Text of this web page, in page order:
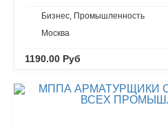
Бизнес, Промышленность
Москва
1190.00 Руб